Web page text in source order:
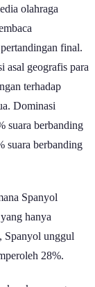
kompak
Benua